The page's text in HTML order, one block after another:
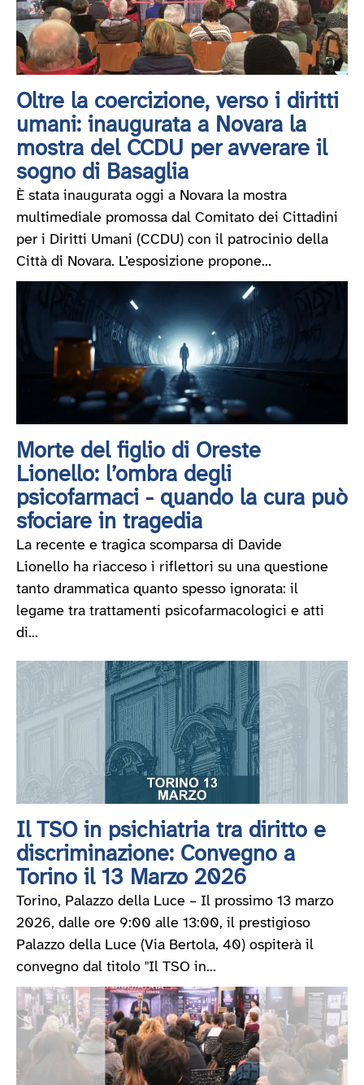
Oltre la coercizione, verso i diritti
umani: inaugurata a Novara la
mostra del CCDU per avverare il
sogno di Basaglia
È stata inaugurata oggi a Novara la mostra
multimediale promossa dal Comitato dei Cittadini
per i Diritti Umani (CCDU) con il patrocinio della
Città di Novara. L’esposizione propone...
Morte del figlio di Oreste
Lionello: l’ombra degli
psicofarmaci - quando la cura può
sfociare in tragedia
La recente e tragica scomparsa di Davide
Lionello ha riacceso i riflettori su una questione
tanto drammatica quanto spesso ignorata: il
legame tra trattamenti psicofarmacologici e atti
di...
Il TSO in psichiatria tra diritto e
discriminazione: Convegno a
Torino il 13 Marzo 2026
Torino, Palazzo della Luce – Il prossimo 13 marzo
2026, dalle ore 9:00 alle 13:00, il prestigioso
Palazzo della Luce (Via Bertola, 40) ospiterà il
convegno dal titolo "Il TSO in...